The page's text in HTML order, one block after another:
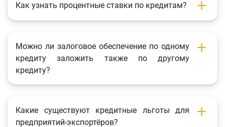
Как узнать процентные ставки по кредитам?
Можно ли залоговое обеспечение по одному
кредиту заложить также по другому
кредиту?
Какие существуют кредитные льготы для
предприятий-экспортёров?